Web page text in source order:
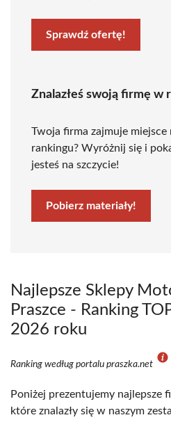
Sprawdź ofertę!
Znalazłeś swoją firmę w
Twoja firma zajmuje
rankingu? Wyróżnij się i
jesteś na szczycie!
Pobierz materiały!
Najlepsze Sklepy
Praszce - Ranking
2026 roku
Ranking według portalu praszka.net
Poniżej prezentujemy najlepsze
które znalazły się w naszym